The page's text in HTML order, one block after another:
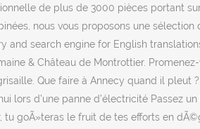
de plus de 3000 pièces portant
nous vous proposons une
and search engine for English
& Château de Montrottier.
Que faire à Annecy quand il pleut
lors d’une panne d’électricité
goÃ»teras le fruit de tes efforts en